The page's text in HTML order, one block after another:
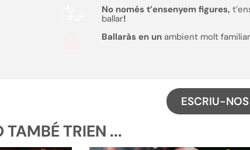
No només t’ensenyem figures,
ballar!
Ballaràs en un ambient molt
ESCRIU-NOS
TAMBÉ TRIEN ...